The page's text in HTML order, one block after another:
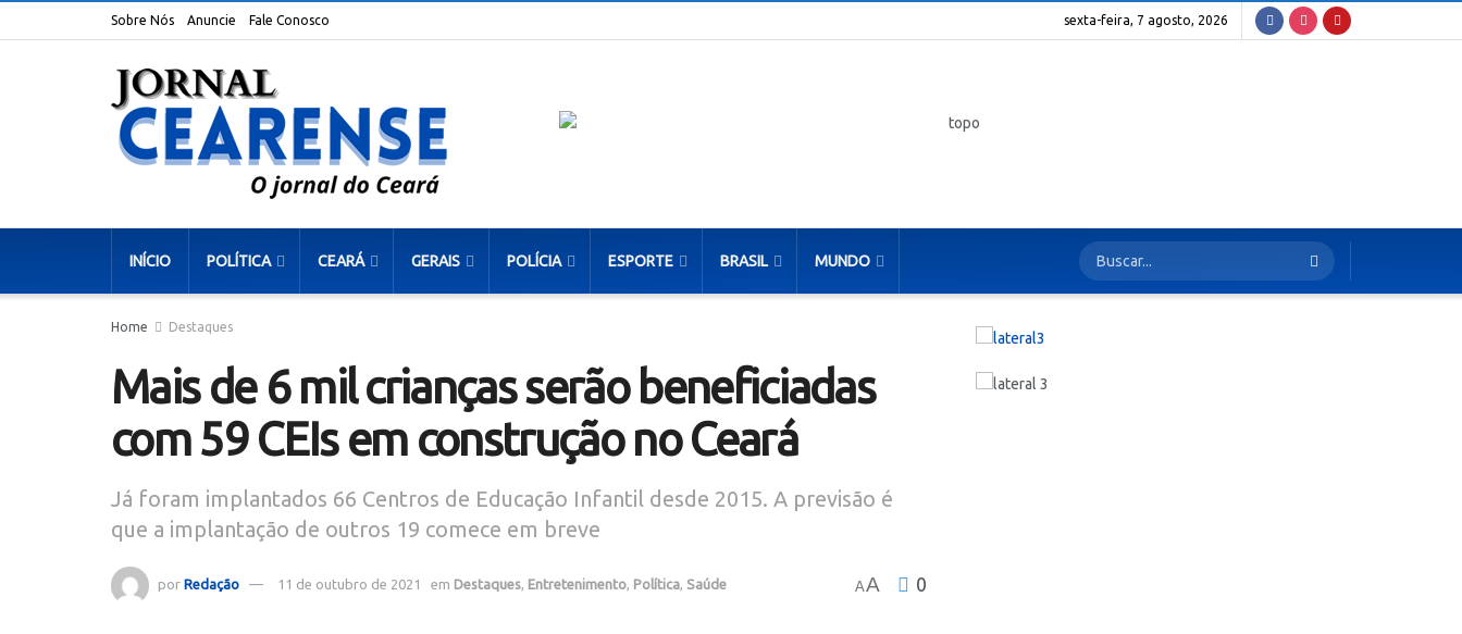
Sobre Nós Anuncie Fale Conosco sexta-feira, 7 agosto, 2026
INÍCIO POLÍTICA CEARÁ GERAIS POLÍCIA ESPORTE BRASIL MUNDO
Home Destaques
Mais de 6 mil crianças serão beneficiadas
com 59 CEIs em construção no Ceará
Já foram implantados 66 Centros de Educação Infantil desde 2015. A previsão é
que a implantação de outros 19 comece em breve
por Redação 11 de outubro de 2021 em Destaques Entretenimento Política Saúde AA 0